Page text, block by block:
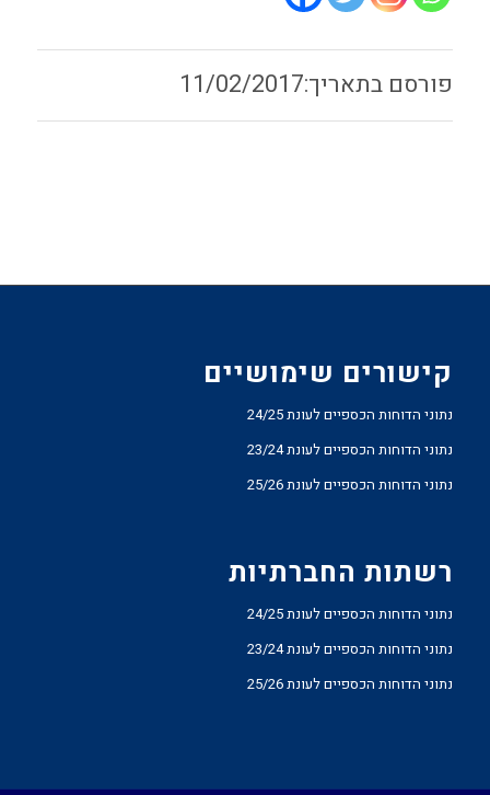
11/02/2017
קישורים שימושיים
נתוני הדוחות הכספיים לעונת 24/25
נתוני הדוחות הכספיים לעונת 23/24
נתוני הדוחות הכספיים לעונת 25/26
רשתות החברתיות
נתוני הדוחות הכספיים לעונת 24/25
נתוני הדוחות הכספיים לעונת 23/24
נתוני הדוחות הכספיים לעונת 25/26